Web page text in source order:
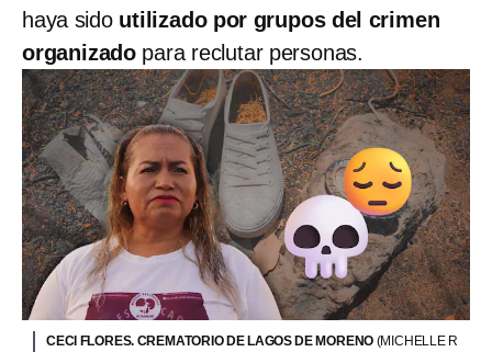
haya sido utilizado por grupos del crimen
organizado para reclutar personas.
CECI FLORES. CREMATORIO DE LAGOS DE MORENO (MICHELLE R